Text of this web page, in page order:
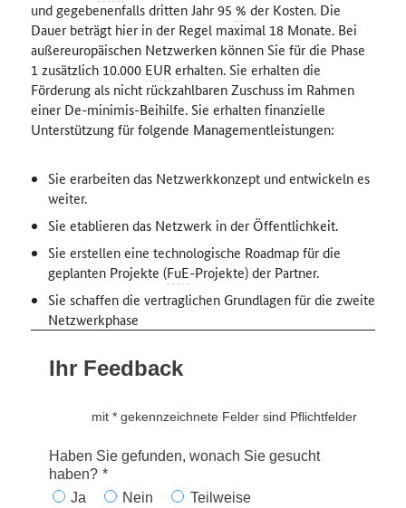
und gegebenenfalls dritten Jahr 95 % der Kosten. Die
Dauer beträgt hier in der Regel maximal 18 Monate. Bei
außereuropäischen Netzwerken können Sie für die Phase
1 zusätzlich 10.000 EURerhalten. Sie erhalten die
Förderung als nicht rückzahlbaren Zuschuss im Rahmen
einer De-minimis-Beihilfe. Sie erhalten finanzielle
Unterstützung für folgende Managementleistungen:
Sie erarbeiten das Netzwerkkonzept und entwickeln es
weiter.
Sie etablieren das Netzwerk in der Öffentlichkeit.
Sie erstellen eine technologische Roadmap für die
geplanten Projekte (FuE-Projekte) der Partner.
Sie schaffen die vertraglichen Grundlagen für die zweite
Netzwerkphase